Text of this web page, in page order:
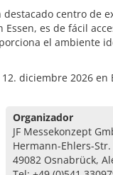
centro de
es de fácil
el ambiente
diciembre 2026 en
Organizador
JF Messekonzept
Hermann-Ehlers-
49082 Osnabrück,